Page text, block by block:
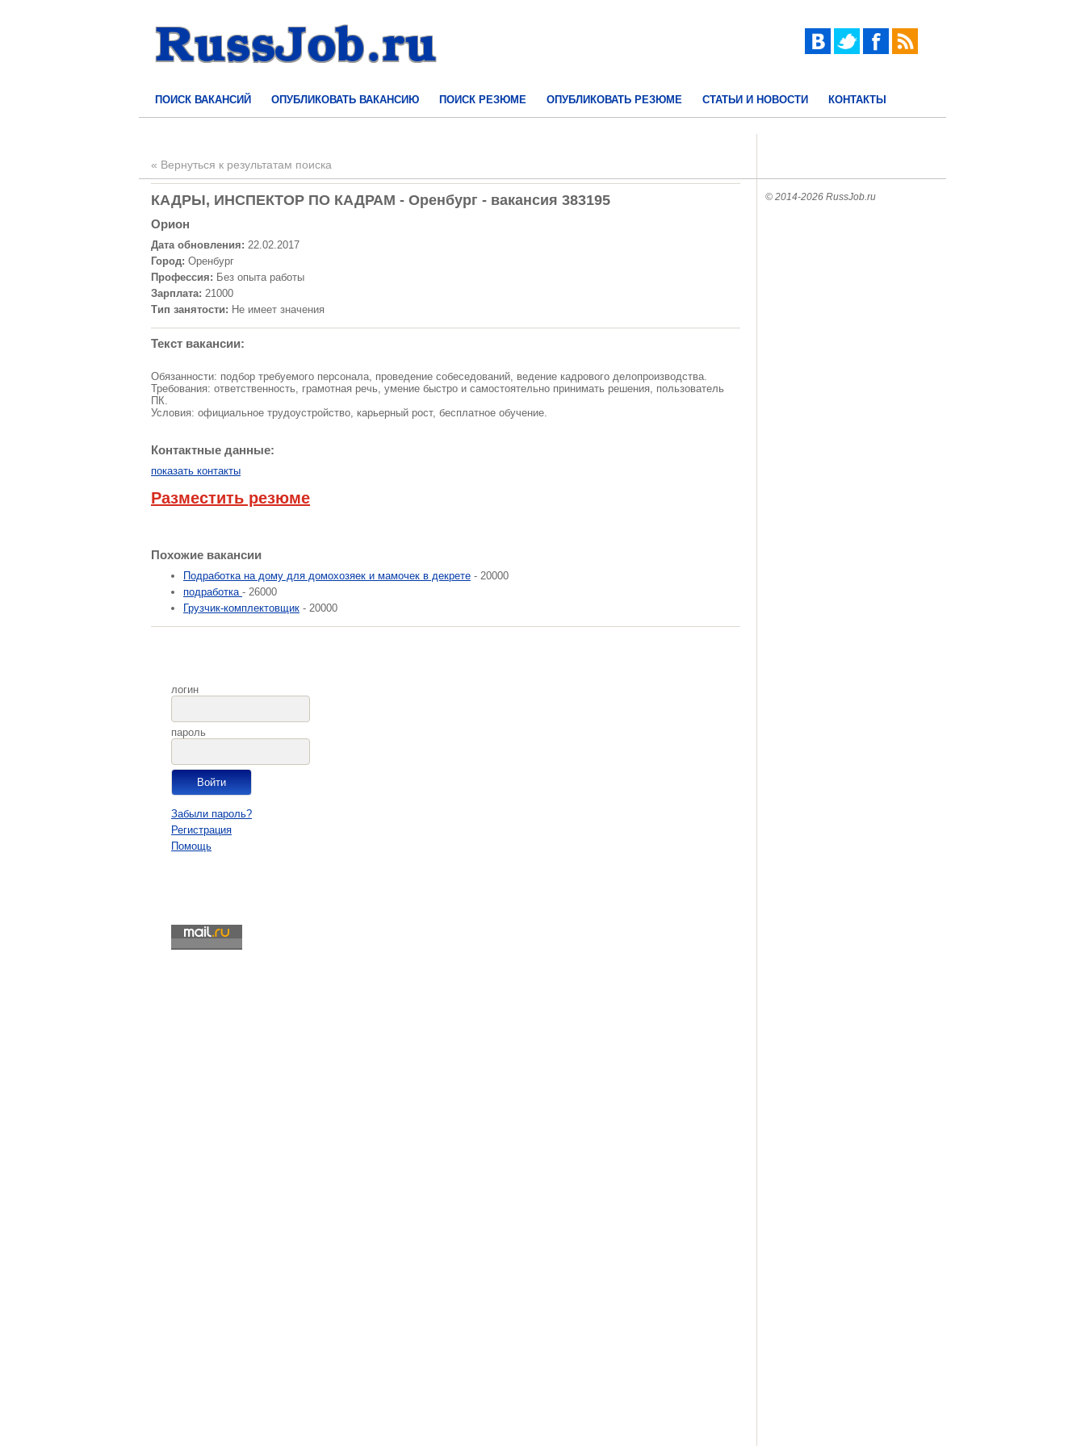
ПОИСК ВАКАНСИЙ ОПУБЛИКОВАТЬ ВАКАНСИЮ ПОИСК РЕЗЮМЕ ОПУБЛИКОВАТЬ РЕЗЮМЕ СТАТЬИ И НОВОСТИ КОНТАКТЫ
« Вернуться к результатам поиска
КАДРЫ, ИНСПЕКТОР ПО КАДРАМ - Оренбург - вакансия 383195
Орион
Дата обновления: 22.02.2017
Город: Оренбург
Профессия: Без опыта работы
Зарплата: 21000
Тип занятости: Не имеет значения
Текст вакансии:
Обязанности: подбор требуемого персонала, проведение собеседований, ведение кадрового делопроизводства.
Требования: ответственность, грамотная речь, умение быстро и самостоятельно принимать решения, пользователь
ПК.
Условия: официальное трудоустройство, карьерный рост, бесплатное обучение.
Контактные данные:
показать контакты
Разместить резюме
Похожие вакансии
Подработка на дому для домохозяек и мамочек в декрете - 20000
подработка - 26000
Грузчик-комплектовщик - 20000
логин
пароль
Забыли пароль?
Регистрация
Помощь
© 2014-2026 RussJob.ru